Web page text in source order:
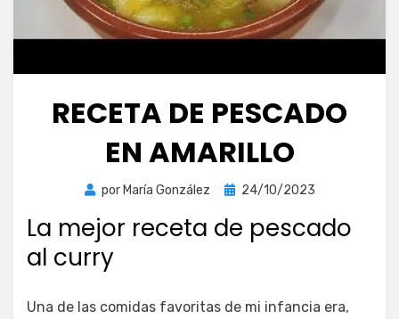
RECETA DE PESCADO
EN AMARILLO
por María González
Publicada
24/10/2023
La mejor receta de pescado
al curry
Una de las comidas favoritas de mi infancia era,